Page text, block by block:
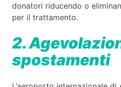
donatori riducendo o
per il trattamento.
2.
spostamenti